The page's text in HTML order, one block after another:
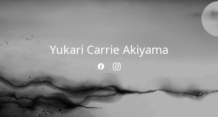
Yukari Carrie Akiyama